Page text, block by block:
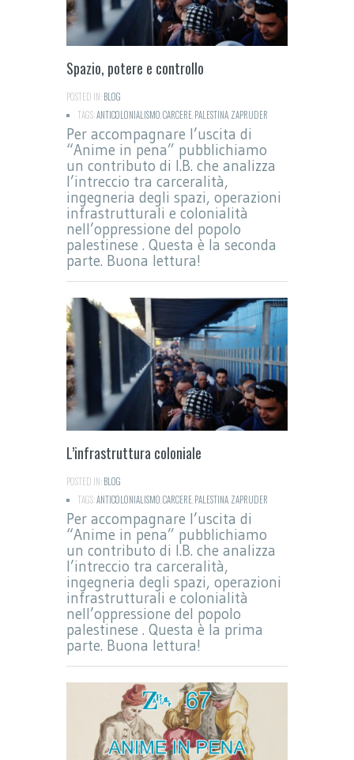
Spazio, potere e controllo
POSTED IN:BLOG
TAGS:ANTICOLONIALISMO CARCERE PALESTINA ZAPRUDER
Per accompagnare l’uscita di
“Anime in pena” pubblichiamo
un contributo di I.B. che analizza
l’intreccio tra carceralità,
ingegneria degli spazi, operazioni
infrastrutturali e colonialità
nell’oppressione del popolo
palestinese . Questa è la seconda
parte. Buona lettura!
L’infrastruttura coloniale
POSTED IN:BLOG
TAGS:ANTICOLONIALISMO CARCERE PALESTINA ZAPRUDER
Per accompagnare l’uscita di
“Anime in pena” pubblichiamo
un contributo di I.B. che analizza
l’intreccio tra carceralità,
ingegneria degli spazi, operazioni
infrastrutturali e colonialità
nell’oppressione del popolo
palestinese . Questa è la prima
parte. Buona lettura!